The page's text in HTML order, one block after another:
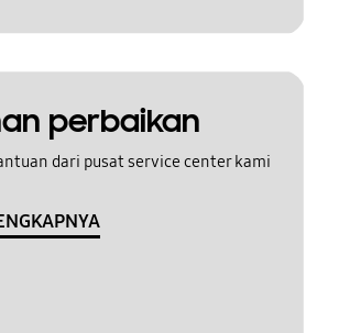
perbaikan
dari pusat service center kami